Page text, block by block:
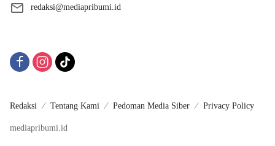
redaksi@mediapribumi.id
Redaksi Tentang Kami Pedoman Media Siber Privacy Policy
mediapribumi.id